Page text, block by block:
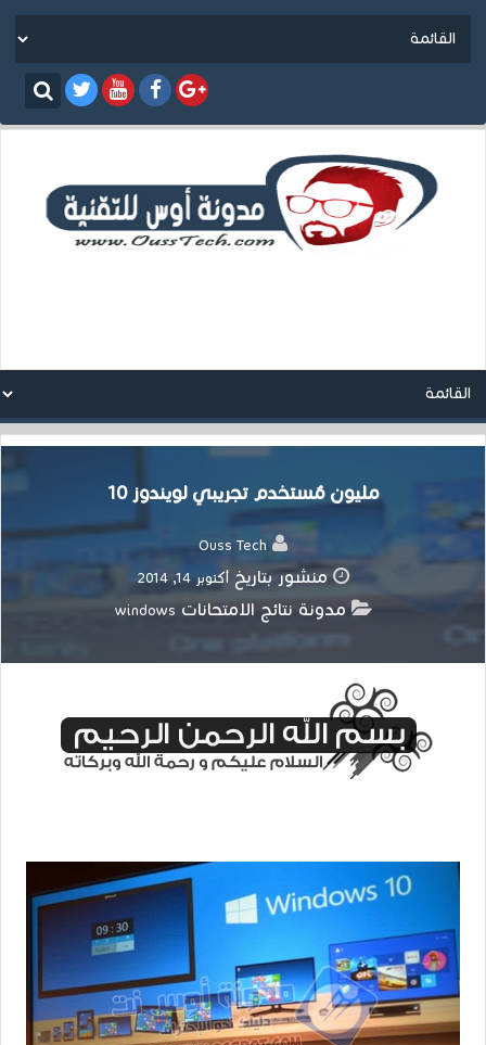
مليون مُستخدم تجريبي لويندوز 10
Ouss Tech
منشور بتاريخأكتوبر 14, 2014
مدونة نتائج الامتحانات windows